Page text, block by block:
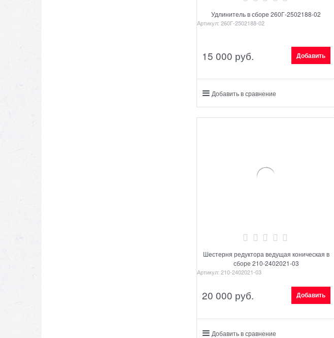
Удлинитель в сборе 260Г-2502188-02
Артикул: 260Г-2502188-02
15 000 руб. Добавить
Добавить в сравнение
Шестерня редуктора ведущая коническая в
сборе 210-2402021-03
Артикул: 210-2402021-03
20 000 руб. Добавить
Добавить в сравнение